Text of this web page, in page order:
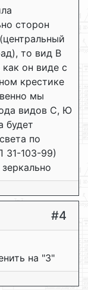
сторон
то вид В
он виде с
крестике
мы
видов С, Ю
будет
по
31-103-99)
#4
на "З"